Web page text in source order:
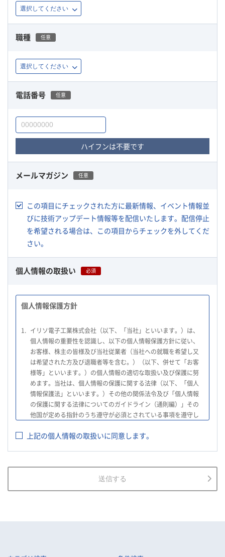
職種 任意
電話番号 任意
ハイフンは不要です
メールマガジン 任意
この項目にチェックされた方に最新情報、イベント情報並
びに技術アップデート情報等を配信いたします。配信停止
を希望される場合は、この項目からチェックを外してくだ
さい。
個人情報の取扱い 必須
個人情報保護方針
1. イリソ電子工業株式会社（以下、「当社」といいます。）は、
個人情報の重要性を認識し、以下の個人情報保護方針に従い、
お客様、株主の皆様及び当社従業者（当社への就職を希望し又
は希望された方及び退職者等を含む。）（以下、併せて「お客
様等」といいます。）の個人情報の適切な取扱い及び保護に努
めます。当社は、個人情報の保護に関する法律（以下、「個人
情報保護法」といいます。）その他の関係法令及び「個人情報
の保護に関する法律についてのガイドライン（通則編）」その
他国が定める指針のうち遵守が必須とされている事項を遵守し
2.
当社は、お客様等の個人情報を適正に取得し、法令で不要とさ
れている場合を除き、お客様等の個人情報の利用目的を通知又
当社は、お客様等の個人データについて、不正アクセス、漏え
い、滅失又は毀損等の防止に努め、個人データの管理のために
上記の個人情報の取扱いに同意します。
送信する